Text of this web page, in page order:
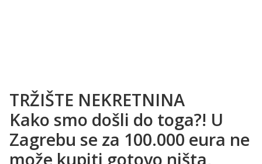
TRŽIŠTE NEKRETNINA
Kako smo došli do toga?! U
Zagrebu se za 100.000 eura ne
može kupiti gotovo ništa,